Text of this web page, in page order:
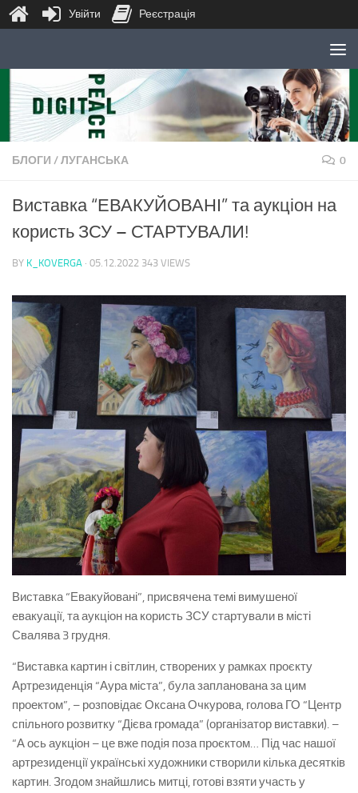
Skip to content
БЛОГИ /ЛУГАНСЬКА 0
Виставка “ЕВАКУЙОВАНІ” та аукціон на
користь ЗСУ – СТАРТУВАЛИ!
BY K_KOVERGA · 05.12.2022 343 VIEWS
Виставка “Евакуйовані”, присвячена темі вимушеної
евакуації, та аукціон на користь ЗСУ стартували в місті
Свалява 3 грудня.
“Виставка картин і світлин, створених у рамках проєкту
Артрезиденція “Аура міста”, була запланована за цим
проектом”, – розповідає Оксана Очкурова, голова ГО “Центр
спільного розвитку “Дієва громада” (організатор виставки). –
“А ось аукціон – це вже подія поза проєктом… Під час нашої
артрезиденції українські художники створили кілька десятків
картин. Згодом знайшлись митці, готові взяти участь у
Увійти Реєстрація